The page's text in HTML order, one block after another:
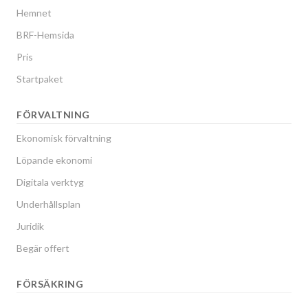
Hemnet
BRF-Hemsida
Pris
Startpaket
FÖRVALTNING
Ekonomisk förvaltning
Löpande ekonomi
Digitala verktyg
Underhållsplan
Juridik
Begär offert
FÖRSÄKRING